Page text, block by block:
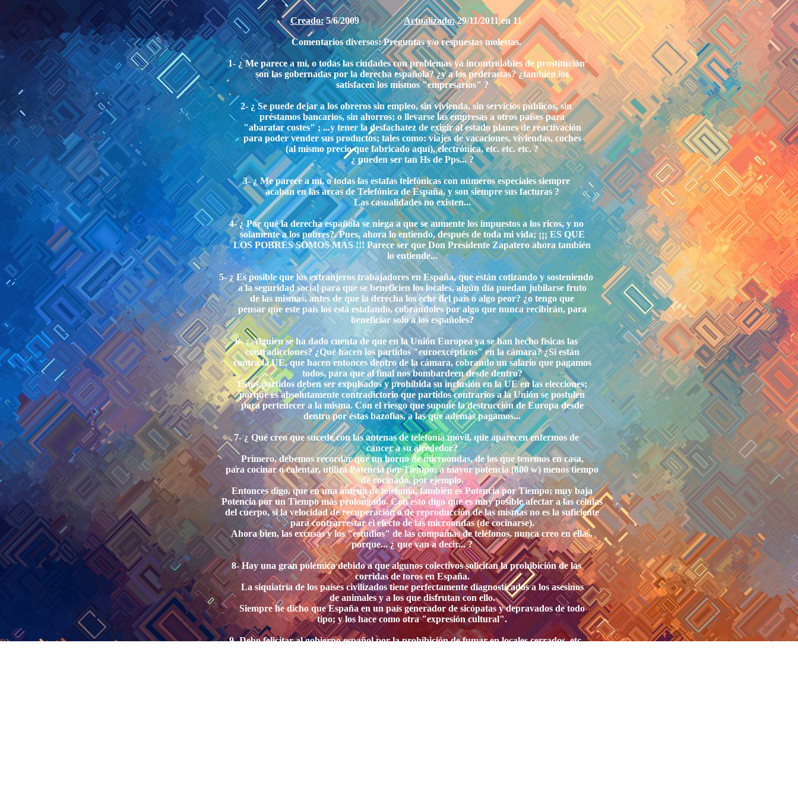
Creado:5/6/2009 Actualizado:29/11/2011 en 11
Comentarios diversos: Preguntas y/o respuestas molestas.
1- ¿ Me parece a mí, o todas las ciudades con problemas ya incontrolables de prostitución
son las gobernadas por la derecha española? ¿y a los pederastas? ¿también los
satisfacen los mismos "empresarios" ?
2- ¿ Se puede dejar a los obreros sin empleo, sin vivienda, sin servicios públicos, sin
préstamos bancarios, sin ahorros; o llevarse las empresas a otros países para
"abaratar costes" ; ...y tener la desfachatez de exigir al estado planes de reactivación
para poder vender sus productos; tales como: viajes de vacaciones, viviendas, coches
(al mismo precio que fabricado aquí), electrónica, etc. etc. etc. ?
¿ pueden ser tan Hs de Pps... ?
3- ¿ Me parece a mí, o todas las estafas telefónicas con números especiales siempre
acaban en las arcas de Telefónica de España, y son siempre sus facturas ?
Las casualidades no existen...
4- ¿ Por qué la derecha española se niega a que se aumente los impuestos a los ricos, y no
solamente a los pobres?. Pues, ahora lo entiendo, después de toda mi vida; ¡¡¡ ES QUE
LOS POBRES SOMOS MAS !!! Parece ser que Don Presidente Zapatero ahora también
lo entiende...
5- ¿ Es posible que los extranjeros trabajadores en España, que están cotizando y sosteniendo
a la seguridad social para que se beneficien los locales, algún día puedan jubilarse fruto
de las mismas, antes de que la derecha los eche del país o algo peor? ¿o tengo que
pensar que este país los está estafando, cobrándoles por algo que nunca recibirán, para
beneficiar solo a los españoles?
6- ¿ Alguien se ha dado cuenta de que en la Unión Europea ya se han hecho físicas las
contradicciones? ¿Qué hacen los partidos "euroexcépticos" en la cámara? ¿Si están
contra la UE, que hacen entonces dentro de la cámara, cobrando un salario que pagamos
todos, para que al final nos bombardeen desde dentro?
Estos partidos deben ser expulsados y prohibida su inclusión en la UE en las elecciones;
porque es absolutamente contradictorio que partidos contrarios a la Unión se postulen
para pertenecer a la misma. Con el riesgo que supone la destrucción de Europa desde
dentro por éstas bazofias, a las que además pagamos...
7- ¿ Qué creo que sucede con las antenas de telefonía móvil, que aparecen enfermos de
cáncer a su alrededor?
Primero, debemos recordar que un horno de microondas, de los que tenemos en casa,
para cocinar o calentar, utiliza Potencia por Tiempo; a mayor potencia (800 w) menos tiempo
de cocinado, por ejemplo.
Entonces digo, que en una antena de telefonía, también es Potencia por Tiempo; muy baja
Potencia por un Tiempo más prolongado. Con esto digo que es muy posible afectar a las células
del cuerpo, si la velocidad de recuperación o de reproducción de las mismas no es la suficiente
para contrarrestar el efecto de las microondas (de cocinarse).
Ahora bien, las excusas y los "estudios" de las compañías de teléfonos, nunca creo en ellas,
porque... ¿ que van a decir... ?
8- Hay una gran polémica debido a que algunos colectivos solicitan la prohibición de las
corridas de toros en España.
La siquiatría de los países civilizados tiene perfectamente diagnosticados a los asesinos
de animales y a los que disfrutan con ello.
Siempre he dicho que España en un país generador de sicópatas y depravados de todo
tipo; y los hace como otra "expresión cultural".
9- Debo felicitar al gobierno español por la prohibición de fumar en locales cerrados, etc.